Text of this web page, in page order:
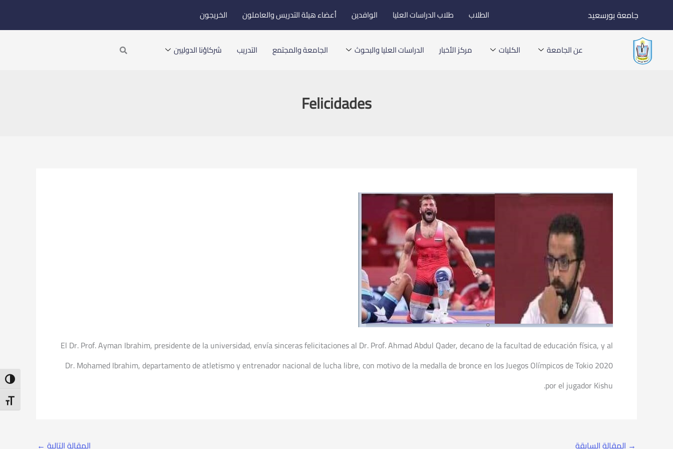
إلى
المحتوى
جامعة بورسعيد الطلاب طلاب الدراسات العليا الوافدين أعضاء هيئة التدريس والعاملون الخريجون
عن الجامعة الكليات مركز الأخبار الدراسات العليا والبحوث الجامعة والمجتمع التدريب شركاؤنا الدوليين Search
Felicidades
El Dr. Prof. Ayman Ibrahim, presidente de la universidad, envía sinceras felicitaciones al Dr. Prof. Ahmad Abdul Qader, decano de la facultad de educación física, y al
Dr. Mohamed Ibrahim, departamento de atletismo y entrenador nacional de lucha libre, con motivo de la medalla de bronce en los Juegos Olímpicos de Tokio 2020
por el jugador Kishu.
→ المقالة السابقة المقالة التالية ←